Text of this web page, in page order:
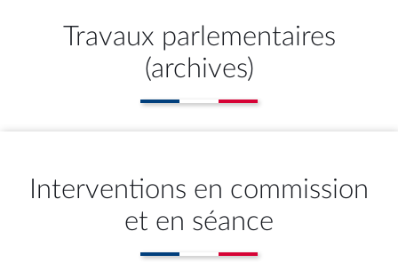
Travaux parlementaires
(archives)
Interventions en commission
et en séance